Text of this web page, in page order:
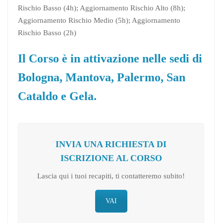
Rischio Basso (4h); Aggiornamento Rischio Alto (8h);
Aggiornamento Rischio Medio (5h); Aggiornamento
Rischio Basso (2h)
Il Corso è in attivazione nelle sedi di
Bologna, Mantova, Palermo, San
Cataldo e Gela.
INVIA UNA RICHIESTA DI
ISCRIZIONE AL CORSO
Lascia qui i tuoi recapiti, ti contatteremo subito!
VAI